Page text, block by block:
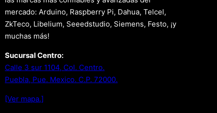
mercado: Arduino, Raspberry Pi, Dahua, Telcel,
ZkTeco, Libelium, Seeedstudio, Siemens, Festo, ¡y
muchas más!
Sucursal Centro:
Calle 3 sur 1104, Col. Centro.
Puebla, Pue. Mexico. C.P. 72000.
[Ver mapa.]